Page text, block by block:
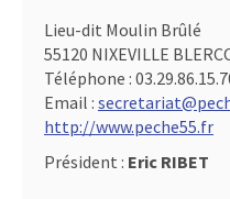
Lieu-dit Moulin Brûlé
55120 NIXEVILLE
Téléphone :
Email :
http://www.peche55.fr
Président : Eric RIBET